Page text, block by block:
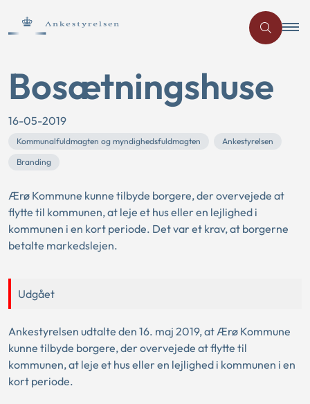
Bosætningshuse
16-05-2019
Kommunalfuldmagten og myndighedsfuldmagten
Ankestyrelsen
Branding
Ærø Kommune kunne tilbyde borgere, der overvejede at
flytte til kommunen, at leje et hus eller en lejlighed i
kommunen i en kort periode. Det var et krav, at borgerne
betalte markedslejen.
Udgået
Ankestyrelsen udtalte den 16. maj 2019, at Ærø Kommune
kunne tilbyde borgere, der overvejede at flytte til
kommunen, at leje et hus eller en lejlighed i kommunen i en
kort periode.